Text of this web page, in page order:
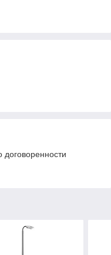
договоренности